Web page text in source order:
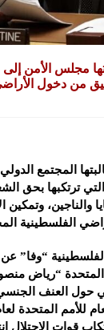
مجلس الأمن إلى
من دخول
المجتمع
التي ترتكبها
والناجين، وتمكين
الفلسطينية
“وفا”
“رياض
حول العنف
قوات الاحتلال